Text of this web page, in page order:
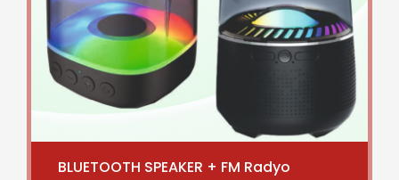
BLUETOOTH SPEAKER + FM Radyo